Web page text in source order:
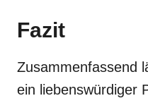
Fazit
Zusammenfassend
ein liebenswürdiger